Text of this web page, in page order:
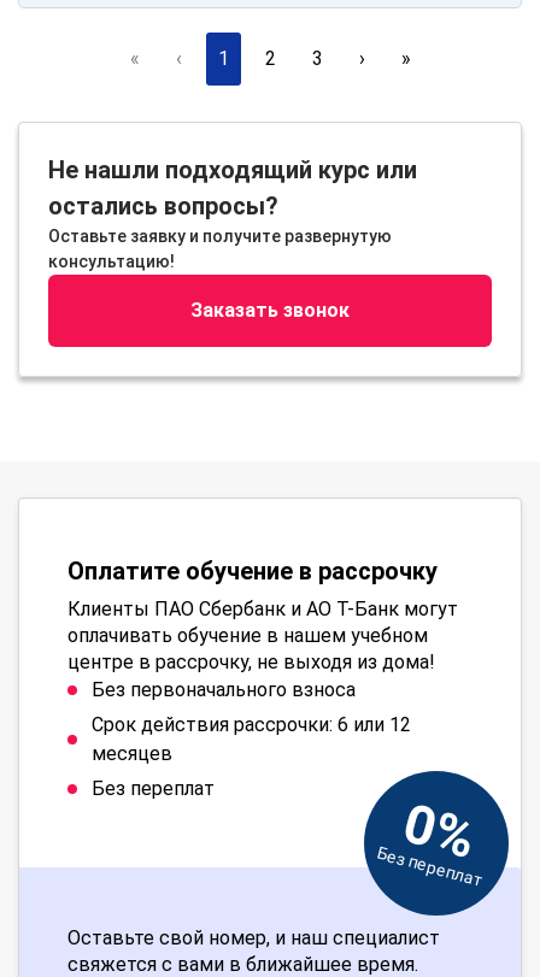
« ‹ 1 2 3 › »
Не нашли подходящий курс или
остались вопросы?
Оставьте заявку и получите развернутую
консультацию!
Заказать звонок
Оплатите обучение в рассрочку
Клиенты ПАО Сбербанк и АО Т-Банк могут
оплачивать обучение в нашем учебном
центре в рассрочку, не выходя из дома!
Без первоначального взноса
Срок действия рассрочки: 6 или 12
месяцев
Без переплат
0%
Без переплат
Оставьте свой номер, и наш специалист
свяжется с вами в ближайшее время.